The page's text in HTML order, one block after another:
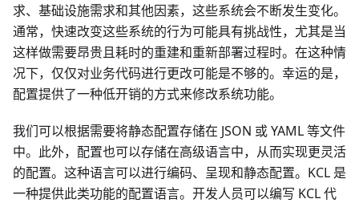
求、基础设施需求和其他因素，这些系统会不断发生变化。
通常，快速改变这些系统的行为可能具有挑战性，尤其是当
这样做需要昂贵且耗时的重建和重新部署过程时。在这种情
况下，仅仅对业务代码进行更改可能是不够的。幸运的是，
配置提供了一种低开销的方式来修改系统功能。
我们可以根据需要将静态配置存储在 JSON 或 YAML 等文件
中。此外，配置也可以存储在高级语言中，从而实现更灵活
的配置。这种语言可以进行编码、呈现和静态配置。KCL 是
一种提供此类功能的配置语言。开发人员可以编写 KCL 代